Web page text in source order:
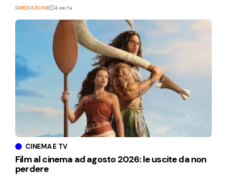
DiREDAZIONE 4 ore fa
CINEMA E TV
Film al cinema ad agosto 2026: le uscite da non
perdere